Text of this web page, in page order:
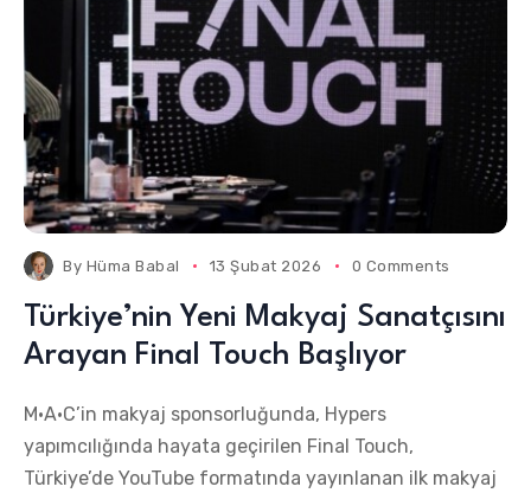
By Hüma Babal 13 Şubat 2026 0 Comments
Türkiye’nin Yeni Makyaj Sanatçısını
Arayan Final Touch Başlıyor
M·A·C’in makyaj sponsorluğunda, Hypers
yapımcılığında hayata geçirilen Final Touch,
Türkiye’de YouTube formatında yayınlanan ilk makyaj